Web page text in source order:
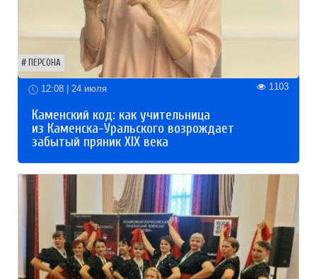
ПЕРСОНА
12:08 | 24 июля 1103
Каменский код: как учительница
из Каменска-Уральского возрождает
забытый пряник XIX века